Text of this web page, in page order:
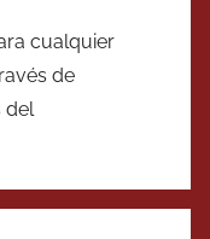
cualquier
de
del